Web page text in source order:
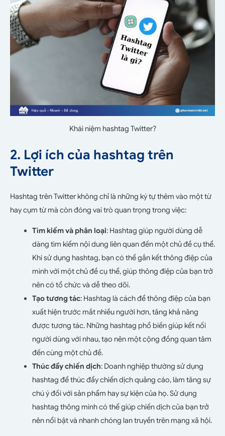
Khái niệm hashtag Twitter?
2. Lợi ích của hashtag trên
Twitter
Hashtag trên Twitter không chỉ là những ký tự thêm vào một từ
hay cụm từ mà còn đóng vai trò quan trọng trong việc:
Tìm kiếm và phân loại: Hashtag giúp người dùng dễ
dàng tìm kiếm nội dung liên quan đến một chủ đề cụ thể.
Khi sử dụng hashtag, bạn có thể gắn kết thông điệp của
mình với một chủ đề cụ thể, giúp thông điệp của bạn trở
nên có tổ chức và dễ theo dõi.
Tạo tương tác: Hashtag là cách để thông điệp của bạn
xuất hiện trước mắt nhiều người hơn, tăng khả năng
được tương tác. Những hashtag phổ biến giúp kết nối
người dùng với nhau, tạo nên một cộng đồng quan tâm
đến cùng một chủ đề.
Thúc đẩy chiến dịch: Doanh nghiệp thường sử dụng
hashtag để thúc đẩy chiến dịch quảng cáo, làm tăng sự
chú ý đối với sản phẩm hay sự kiện của họ. Sử dụng
hashtag thông minh có thể giúp chiến dịch của bạn trở
nên nổi bật và nhanh chóng lan truyền trên mạng xã hội.